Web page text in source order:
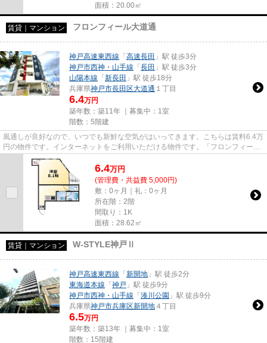
面積：20.00㎡
賃貸｜マンション フロンフィール大道通
神戸高速東西線 「 高速長田 」駅 徒歩3分
神戸市西神・山手線 「 長田 」駅 徒歩3分
山陽本線 「 新長田 」駅 徒歩18分
兵庫県神戸市長田区大道通 １丁目
6.4万円
築年数：築11年 ｜募集中： 1室
階数：5階建
風通しが良好なので、いつでも新鮮な空気がはいってきます。こちらは賃料6.4万
円の物件です。インターネットをご利用いただける物件です。「フロンフィール
大道通」のここがイチオシ。...
6.4万円
(管理費・共益費 5,000円)
敷：0ヶ月｜礼：0ヶ月
所在階：2階
間取り：1K
面積：28.62㎡
賃貸｜マンション W-STYLE神戸Ⅱ
神戸高速東西線 「 新開地 」駅 徒歩2分
東海道本線 「 神戸 」駅 徒歩9分
神戸市西神・山手線 「 湊川公園 」駅 徒歩9分
兵庫県神戸市兵庫区新開地 ４丁目
6.5万円
築年数：築13年 ｜募集中： 1室
階数：15階建